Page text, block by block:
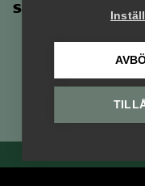
Säkerhetsföretagen